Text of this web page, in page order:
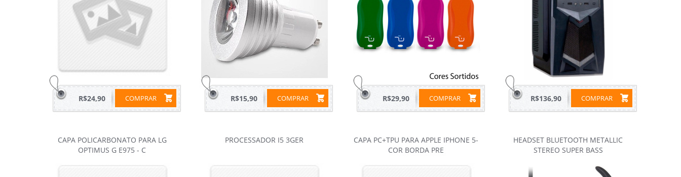
COMPRAR
R$24,90 COMPRAR
R$15,90 COMPRAR
R$29,90 COMPRAR
R$136,90
CAPA POLICARBONATO PARA LG
OPTIMUS G E975 - C
PROCESSADOR I5 3GER
CAPA PC+TPU PARA APPLE IPHONE 5-
COR BORDA PRE
HEADSET BLUETOOTH METALLIC
STEREO SUPER BASS